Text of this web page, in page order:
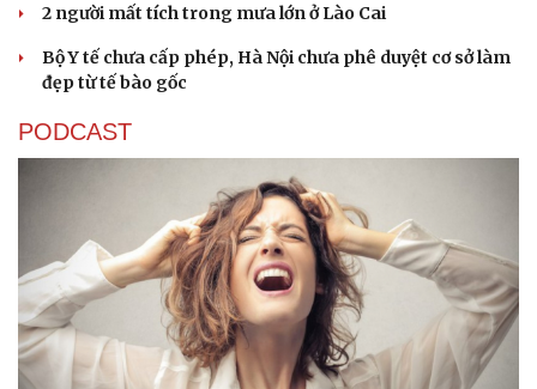
Văn hóa
Sân khấu - Điện ảnh
Văn học
Âm nhạc
Di sản
Giải trí
Nghệ sĩ
Thời trang
Sao Việt
2 người mất tích trong mưa lớn ở Lào Cai
Bộ Y tế chưa cấp phép, Hà Nội chưa phê duyệt cơ sở làm
đẹp từ tế bào gốc
PODCAST